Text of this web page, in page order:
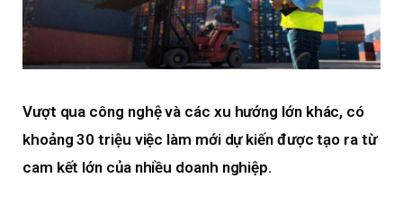
Vượt qua công nghệ và các xu hướng lớn khác, có
khoảng 30 triệu việc làm mới dự kiến được tạo ra từ
cam kết lớn của nhiều doanh nghiệp.